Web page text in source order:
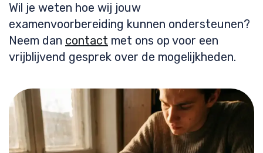
Wil je weten hoe wij jouw
examenvoorbereiding kunnen ondersteunen?
Neem dan contact met ons op voor een
vrijblijvend gesprek over de mogelijkheden.